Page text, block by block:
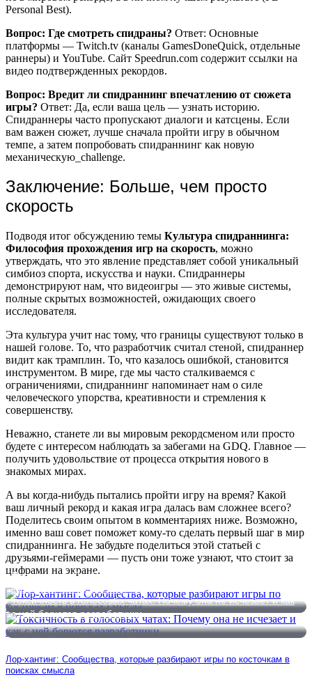
Personal Best).
Вопрос: Где смотреть спидраны? Ответ: Основные
платформы — Twitch.tv (каналы GamesDoneQuick, отдельные
раннеры) и YouTube. Сайт Speedrun.com содержит ссылки на
видео подтвержденных рекордов.
Вопрос: Вредит ли спидраннинг впечатлению от сюжета
игры? Ответ: Да, если ваша цель — узнать историю.
Спидраннеры часто пропускают диалоги и катсцены. Если
вам важен сюжет, лучше сначала пройти игру в обычном
темпе, а затем попробовать спидраннинг как новую
механическую_challenge.
Заключение: Больше, чем просто
скорость
Подводя итог обсуждению темы Культура спидраннинга:
Философия прохождения игр на скорость, можно
утверждать, что это явление представляет собой уникальный
симбиоз спорта, искусства и науки. Спидраннеры
демонстрируют нам, что видеоигры — это живые системы,
полные скрытых возможностей, ожидающих своего
исследователя.
Эта культура учит нас тому, что границы существуют только в
нашей голове. То, что разработчик считал стеной, спидраннер
видит как трамплин. То, что казалось ошибкой, становится
инструментом. В мире, где мы часто сталкиваемся с
ограничениями, спидраннинг напоминает нам о силе
человеческого упорства, креативности и стремления к
совершенству.
Неважно, станете ли вы мировым рекордсменом или просто
будете с интересом наблюдать за забегами на GDQ. Главное —
получить удовольствие от процесса открытия нового в
знакомых мирах.
А вы когда-нибудь пытались пройти игру на время? Какой
ваш личный рекорд и какая игра далась вам сложнее всего?
Поделитесь своим опытом в комментариях ниже. Возможно,
именно ваш совет поможет кому-то сделать первый шаг в мир
спидраннинга. Не забудьте поделиться этой статьей с
друзьями-геймерами — пусть они тоже узнают, что стоит за
цифрами на экране.
Лор-хантинг: Сообщества, которые разбирают игры по
косточкам в поисках смысла
Токсичность в голосовых чатах: Почему она не исчезает и как
с ней борются разработчики
Лор-хантинг: Сообщества, которые разбирают игры по косточкам в
поисках смысла